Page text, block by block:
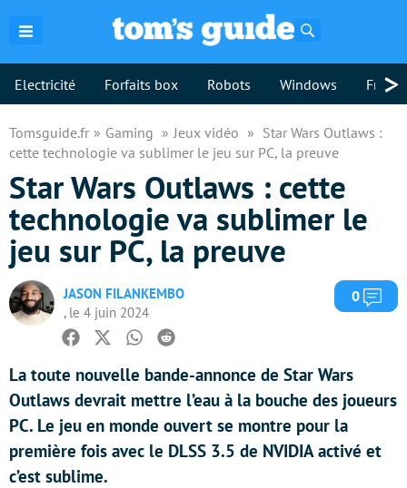
Electricité Forfaits box Robots Windows >
Tomsguide.fr Gaming Jeux vidéo
Star Wars Outlaws :
cette technologie va sublimer le jeu sur PC, la preuve
Star Wars Outlaws : cette
technologie va sublimer le
jeu sur PC, la preuve
JASON FILANKEMBO
, le 4 juin 2024
0
Facebook
TwitterWhatsapp
Reddit
La toute nouvelle bande-annonce de Star Wars
Outlaws devrait mettre l’eau à la bouche des joueurs
PC. Le jeu en monde ouvert se montre pour la
première fois avec le DLSS 3.5 de NVIDIA activé et
c’est sublime.